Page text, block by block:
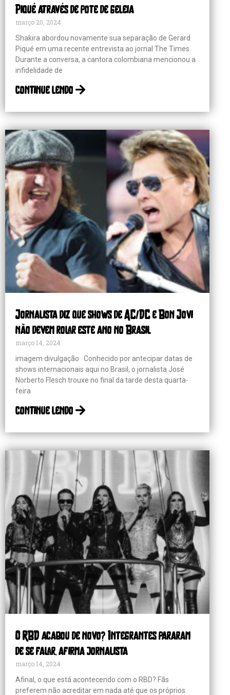
Piqué através de pote de geleia
março 20, 2024
Shakira abordou novamente sua separação de Gerard
Piqué em uma recente entrevista ao jornal The Times.
Durante a conversa, a cantora colombiana mencionou a
infidelidade de
continue lendo
Jornalista diz que shows de AC/DC e Bon Jovi
não devem rolar este ano no Brasil
março 14, 2024
imagem divulgação Conhecido por antecipar datas de
shows internacionais aqui no Brasil, o jornalista José
Norberto Flesch trouxe no final da tarde desta quarta-
feira
continue lendo
O RBD acabou de novo? Integrantes pararam
de se falar, afirma jornalista
março 14, 2024
Afinal, o que está acontecendo com o RBD? Fãs
preferem não acreditar em nada até que os próprios